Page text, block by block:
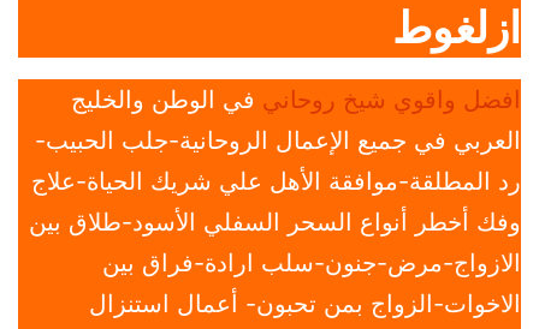
ازلغوط
افضل واقوي شيخ روحاني في الوطن والخليج
العربي في جميع الإعمال الروحانية-جلب الحبيب-
رد المطلقة-موافقة الأهل علي شريك الحياة-علاج
وفك أخطر أنواع السحر السفلي الأسود-طلاق بين
الازواج-مرض-جنون-سلب ارادة-فراق بين
الاخوات-الزواج بمن تحبون- أعمال استنزال